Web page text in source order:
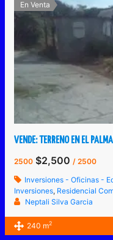
En Venta
2500 $2,500 / 2500
Inversiones - Oficinas -
Inversiones, Residencial
Neptali Silva Garcia
240 m2